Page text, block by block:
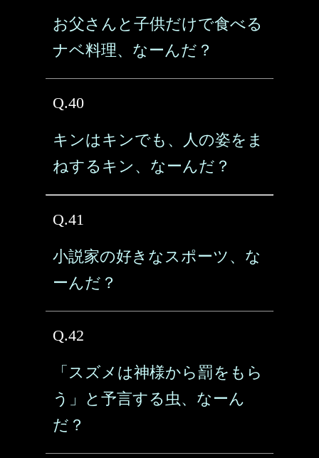
お父さんと子供だけで食べる
ナベ料理、なーんだ？
Q.40
キンはキンでも、人の姿をま
ねするキン、なーんだ？
Q.41
小説家の好きなスポーツ、な
ーんだ？
Q.42
「スズメは神様から罰をもら
う」と予言する虫、なーん
だ？